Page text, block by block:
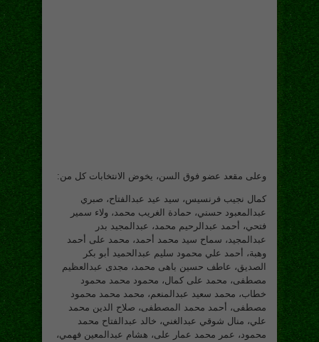
وعلى مقعد عضو فوق السن، يخوض الانتخابات كل من:
كمال نجيب فرنسيس، سيد عيد عبدالفتاح، صبري
عبدالمعبود حسني، حمادة الغريب محمد، ولاء سمير
فتحي، أحمد عبدالرحيم محمد، عبدالمجيد بدر
عبدالمجيد، سماح سيد محمد أحمد، محمد على أحمد
وهبة، أحمد علي محمود سليم عبدالحميد أبو بكر
الصديق، عاطف حسين باهى محمد، مجدى عبدالعظيم
مصطفى، محمد على كمال، محمود محمد محمود
خطاب، محمد سعيد عبدالمنعم، محمد محمد محمود
مصطفى، أحمد محمد المصطفى، صلاح الدين محمد
علي، منال شوقي عبدالغني، خالد عبدالفتاح محمد
محمود، عمر محمد عمار على، هشام عبدالمعين فهمي،